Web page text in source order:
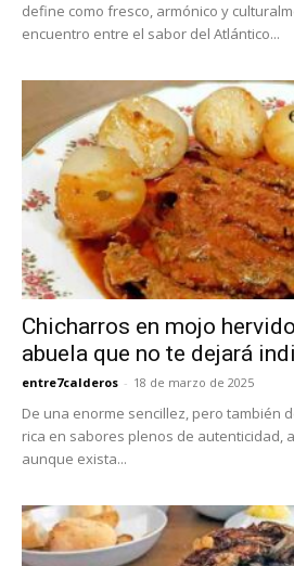
define como fresco, armónico y
encuentro entre el sabor del Atlántico...
Chicharros en mojo
abuela que no te dejará
entre7calderos - 18 de marzo de 2025
De una enorme sencillez, pero también
rica en sabores plenos de autenticidad,
aunque exista...